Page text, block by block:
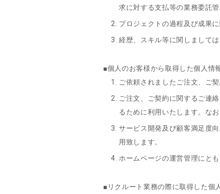
求に対する支払等の業務委託
プロジェクトの過程及び成果
経歴、スキル等に関しまして
■個人のお客様から取得した個人情
ご依頼されましたご注文、ご
ご注文、ご契約に関するご連
るために利用いたします。な
サービス開発及び顧客満足度
用致します。
ホームページの運営管理にと
■リクルート業務の際に取得した個